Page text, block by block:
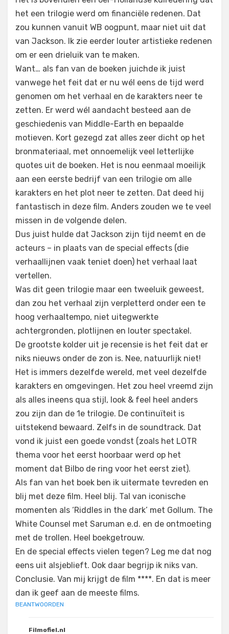
het een trilogie werd om financiële redenen. Dat
zou kunnen vanuit WB oogpunt, maar niet uit dat
van Jackson. Ik zie eerder louter artistieke redenen
om er een drieluik van te maken.
Want… als fan van de boeken juichde ik juist
vanwege het feit dat er nu wél eens de tijd werd
genomen om het verhaal en de karakters neer te
zetten. Er werd wél aandacht besteed aan de
geschiedenis van Middle-Earth en bepaalde
motieven. Kort gezegd zat alles zeer dicht op het
bronmateriaal, met onnoemelijk veel letterlijke
quotes uit de boeken. Het is nou eenmaal moeilijk
aan een eerste bedrijf van een trilogie om alle
karakters en het plot neer te zetten. Dat deed hij
fantastisch in deze film. Anders zouden we te veel
missen in de volgende delen.
Dus juist hulde dat Jackson zijn tijd neemt en de
acteurs – in plaats van de special effects (die
verhaallijnen vaak teniet doen) het verhaal laat
vertellen.
Was dit geen trilogie maar een tweeluik geweest,
dan zou het verhaal zijn verpletterd onder een te
hoog verhaaltempo, niet uitegwerkte
achtergronden, plotlijnen en louter spectakel.
De grootste kolder uit je recensie is het feit dat er
niks nieuws onder de zon is. Nee, natuurlijk niet!
Het is immers dezelfde wereld, met veel dezelfde
karakters en omgevingen. Het zou heel vreemd zijn
als alles ineens qua stijl, look & feel heel anders
zou zijn dan de 1e trilogie. De continuïteit is
uitstekend bewaard. Zelfs in de soundtrack. Dat
vond ik juist een goede vondst (zoals het LOTR
thema voor het eerst hoorbaar werd op het
moment dat Bilbo de ring voor het eerst ziet).
Als fan van het boek ben ik uitermate tevreden en
blij met deze film. Heel blij. Tal van iconische
momenten als ‘Riddles in the dark’ met Gollum. The
White Counsel met Saruman e.d. en de ontmoeting
met de trollen. Heel boekgetrouw.
En de special effects vielen tegen? Leg me dat nog
eens uit alsjeblieft. Ook daar begrijp ik niks van.
Conclusie. Van mij krijgt de film ****. En dat is meer
dan ik geef aan de meeste films.
BEANTWOORDEN
Filmofiel.nl